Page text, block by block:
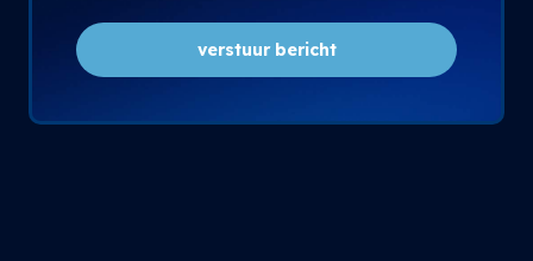
verstuur bericht